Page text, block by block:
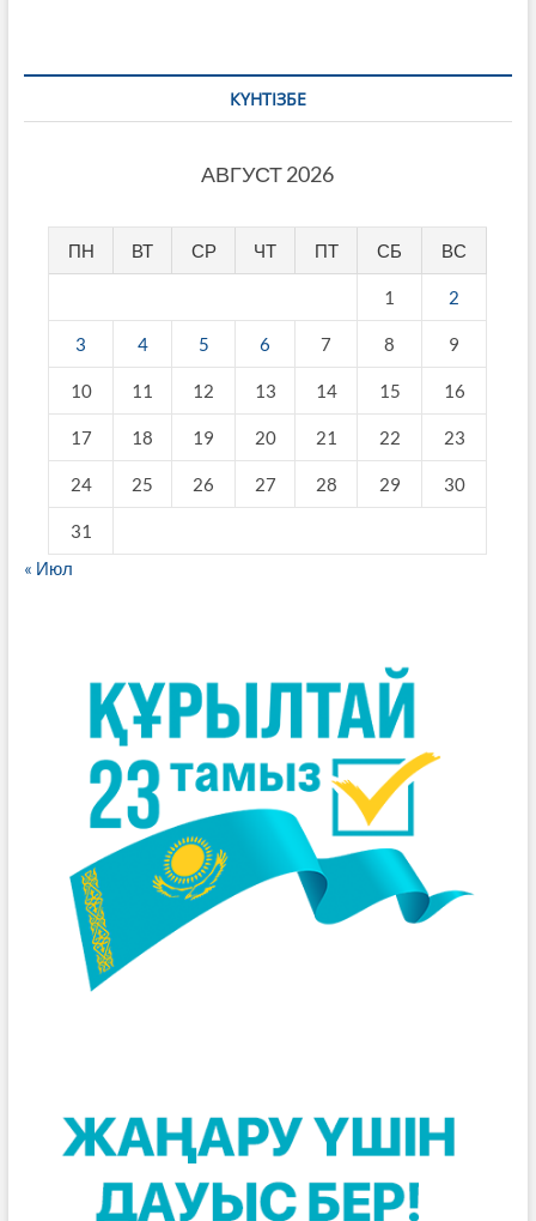
КҮНТІЗБЕ
АВГУСТ 2026
ПН ВТ СР ЧТ ПТ СБ ВС
1 2
3 4 5 6 7 8 9
10 11 12 13 14 15 16
17 18 19 20 21 22 23
24 25 26 27 28 29 30
31
« Июл